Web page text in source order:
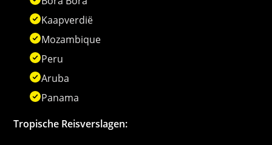
Kaapverdië
Mozambique
Peru
Aruba
Panama
Tropische Reisverslagen: